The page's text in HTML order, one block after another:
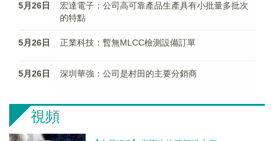
5月26日
宏達電子：公司高可靠產品生產具有小批量多批次
的特點
5月26日 正業科技：暫無MLCC檢測設備訂單
5月26日 深圳華強：公司是村田的主要分銷商
視頻